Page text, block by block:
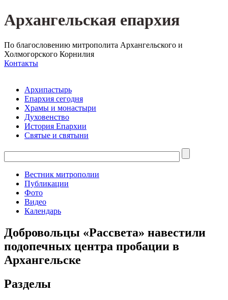
Архангельская епархия
По благословению митрополита Архангельского и
Холмогорского Корнилия
Контакты
Архипастырь
Епархия сегодня
Храмы и монастыри
Духовенство
История Епархии
Святые и святыни
Вестник митрополии
Публикации
Фото
Видео
Календарь
Добровольцы «Рассвета» навестили
подопечных центра пробации в
Архангельске
Разделы